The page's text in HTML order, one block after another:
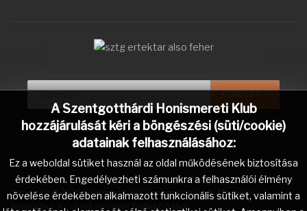
A Szentgotthárdi Honismereti Klub
hozzájárulását kéri a böngészési (süti/cookie)
adatainak felhasználásához:
Ez a weboldal sütiket használ az oldal működésének biztosítása
érdekében. Engedélyezheti számunkra a felhasználói élmény
növelése érdekében alkalmazott funkcionális sütiket, valamint a
Keresés...
Copyright © 2026 Szentgotthárdi Honismereti Klub. Minden jog
fenntartva. Az oldalt tervezte:Csilinkó Gábor.